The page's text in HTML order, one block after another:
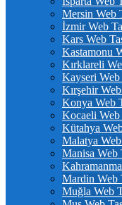
Mersin Web
İzmir Web
Kars Web
Kastamonu
Kırklareli
Kayseri Web
Kırşehir
Konya Web
Kocaeli Web
Kütahya
Malatya Web
Manisa Web
Mardin Web
Muğla Web